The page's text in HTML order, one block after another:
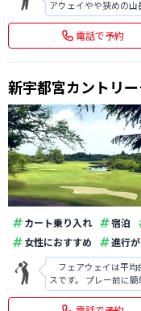
アウェイやや狭めの
されていた印象です。
スは綺麗で設備がし
す。
電話で予約
新宇都宮カントリ
カート乗り入れ 宿泊
女性におすすめ
進行
フェアウェイは平均
スです。 プレー前に
多いため、ティーショ
トで楽に回れるため、